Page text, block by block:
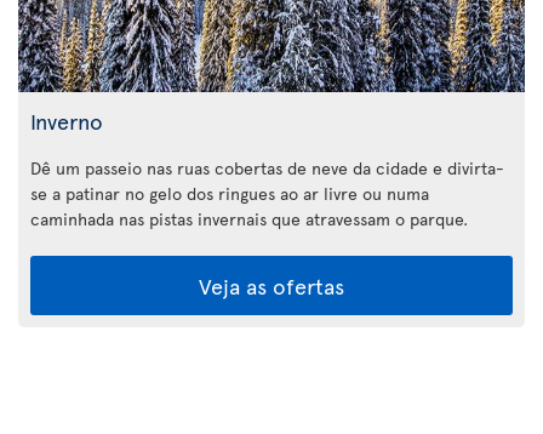
Inverno
Dê um passeio nas ruas cobertas de neve da cidade e divirta-
se a patinar no gelo dos ringues ao ar livre ou numa
caminhada nas pistas invernais que atravessam o parque.
Veja as ofertas